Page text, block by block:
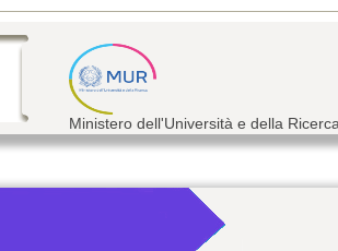
Ministero dell'Università e della Ricerca